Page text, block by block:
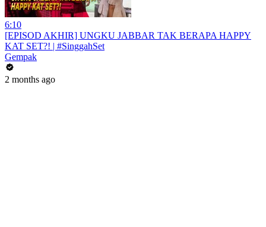
6:10
[EPISOD AKHIR] UNGKU JABBAR TAK BERAPA HAPPY
KAT SET?! | #SinggahSet
Gempak
2 months ago